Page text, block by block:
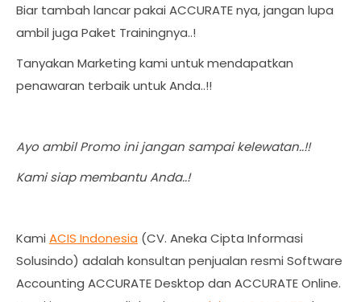
Biar tambah lancar pakai ACCURATE nya, jangan lupa
ambil juga Paket Trainingnya..!
Tanyakan Marketing kami untuk mendapatkan
penawaran terbaik untuk Anda..!!
Ayo ambil Promo ini jangan sampai kelewatan..!!
Kami siap membantu Anda..!
Kami ACIS Indonesia (CV. Aneka Cipta Informasi
Solusindo) adalah konsultan penjualan resmi Software
Accounting ACCURATE Desktop dan ACCURATE Online.